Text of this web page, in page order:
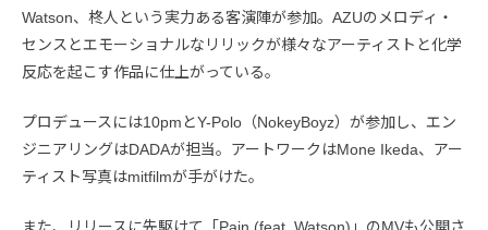
Watson、柊人という実力ある客演陣が参加。AZUのメロディ・
センスとエモーショナルなリリックが様々なアーティストと化学
反応を起こす作品に仕上がっている。
プロデュースには10pmとY-Polo（NokeyBoyz）が参加し、エン
ジニアリングはDADAが担当。アートワークはMone Ikeda、アー
ティスト写真はmitfilmが手がけた。